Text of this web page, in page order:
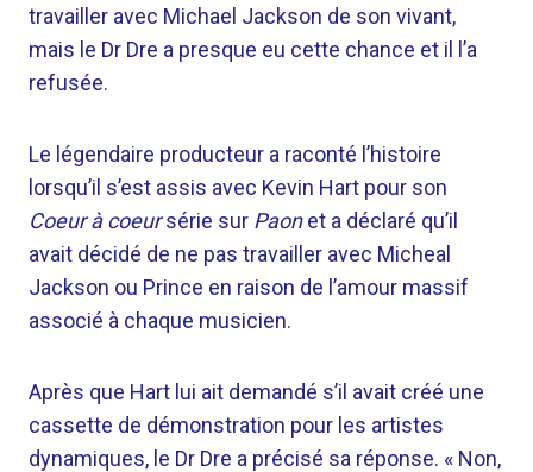
travailler avec Michael Jackson de son vivant,
mais le Dr Dre a presque eu cette chance et il l’a
refusée.
Le légendaire producteur a raconté l’histoire
lorsqu’il s’est assis avec Kevin Hart pour son
Coeur à coeursérie sur Paonet a déclaré qu’il
avait décidé de ne pas travailler avec Micheal
Jackson ou Prince en raison de l’amour massif
associé à chaque musicien.
Après que Hart lui ait demandé s’il avait créé une
cassette de démonstration pour les artistes
dynamiques, le Dr Dre a précisé sa réponse. « Non,